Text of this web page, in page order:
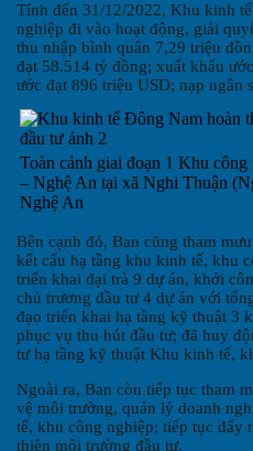
Tính đến 31/12/2022, Khu kinh
nghiệp đi vào hoạt động, giải
thu nhập bình quân 7,29 triệu
đạt 58.514 tỷ đồng; xuất khẩu
ước đạt 896 triệu USD; nạp
Toàn cảnh giai đoạn 1 Khu
– Nghệ An tại xã Nghi Thuận
Nghệ An
Bên cạnh đó, Ban cũng tham
kết cấu hạ tầng khu kinh tế, khu
triển khai đại trà 9 dự án, khởi
chủ trương đầu tư 4 dự án với
đạo triển khai hạ tầng kỹ thuật 3
phục vụ thu hút đầu tư; đã huy
tư hạ tầng kỹ thuật Khu kinh tế,
Ngoài ra, Ban còn tiếp tục tham
vệ môi trường, quản lý doanh
tế, khu công nghiệp; tiếp tục đẩy
thiện môi trường đầu tư.